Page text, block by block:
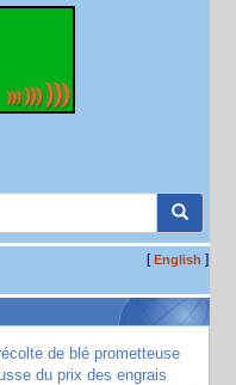
[English ]
de blé prometteuse
du prix des engrais